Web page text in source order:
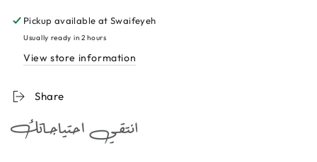
Keratin
Hair
Serum
75ml
للشعر
و
Keratin
Hair
Serum
75ml
و
الباهت
Pickup available atSwaifeyeh
Usually ready in 2 hours
View store information
Share